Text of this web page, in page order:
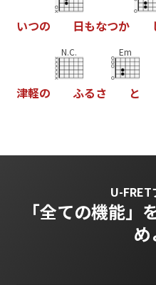
いつの 日もなつか
津軽の
N.C.
ふるさ
Em
と
U-FRET
「全ての機能」
め